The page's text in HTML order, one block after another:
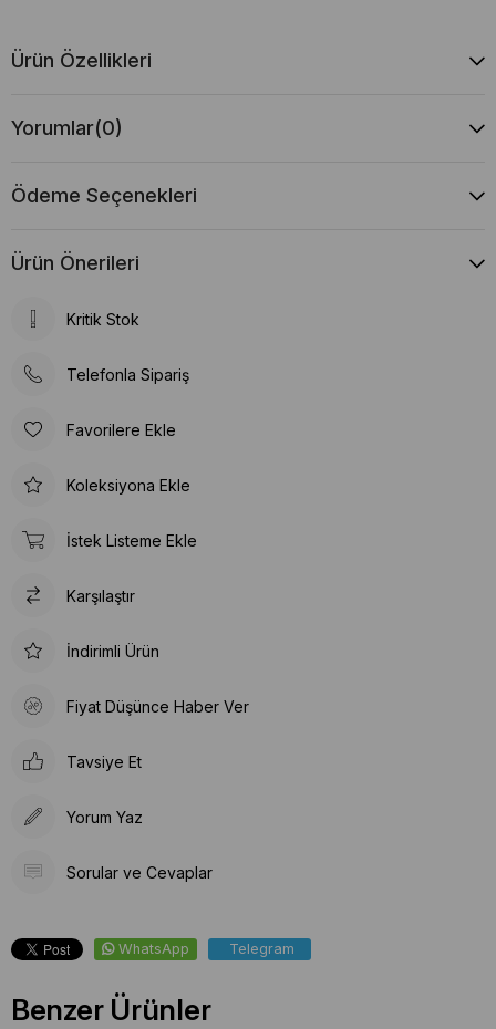
Ürün Özellikleri
Yorumlar(0)
Ödeme Seçenekleri
Ürün Önerileri
Kritik Stok
Telefonla Sipariş
Favorilere Ekle
Koleksiyona Ekle
İstek Listeme Ekle
Karşılaştır
İndirimli Ürün
Fiyat Düşünce Haber Ver
Tavsiye Et
Yorum Yaz
Sorular ve Cevaplar
WhatsApp Telegram
Benzer Ürünler